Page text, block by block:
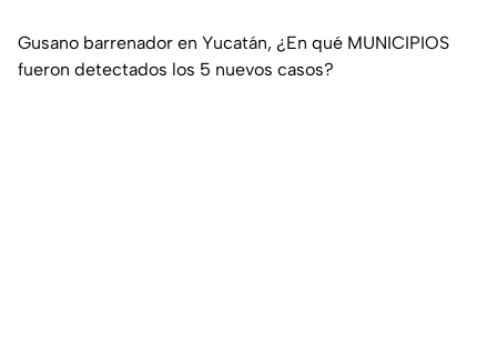
Gusano barrenador en Yucatán, ¿En qué MUNICIPIOS
fueron detectados los 5 nuevos casos?